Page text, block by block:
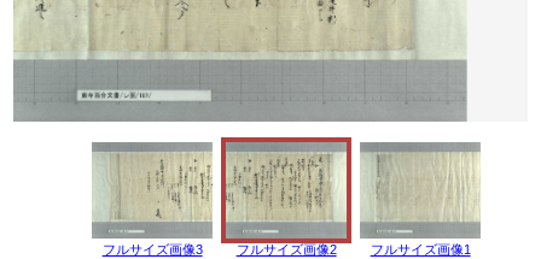
フルサイズ画像3 フルサイズ画像2 フルサイズ画像1